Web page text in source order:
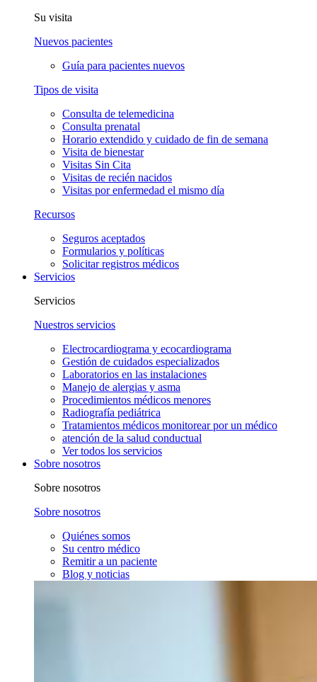
Su visita
Nuevos pacientes
Guía para pacientes nuevos
Tipos de visita
Consulta de telemedicina
Consulta prenatal
Horario extendido y cuidado de fin de semana
Visita de bienestar
Visitas Sin Cita
Visitas de recién nacidos
Visitas por enfermedad el mismo día
Recursos
Seguros aceptados
Formularios y políticas
Solicitar registros médicos
Servicios
Servicios
Nuestros servicios
Electrocardiograma y ecocardiograma
Gestión de cuidados especializados
Laboratorios en las instalaciones
Manejo de alergias y asma
Procedimientos médicos menores
Radiografía pediátrica
Tratamientos médicos monitorear por un médico
atención de la salud conductual
Ver todos los servicios
Sobre nosotros
Sobre nosotros
Sobre nosotros
Quiénes somos
Su centro médico
Remitir a un paciente
Blog y noticias